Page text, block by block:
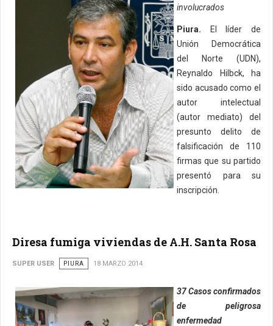
involucrados
Piura. El líder de
Unión Democrática
del Norte (UDN),
Reynaldo Hilbck, ha
sido acusado como el
autor intelectual
(autor mediato) del
presunto delito de
falsificación de 110
firmas que su partido
presentó para su
inscripción.
Diresa fumiga viviendas de A.H. Santa Rosa
SUPER USER PIURA 18 MARZO 2014
37 Casos confirmados
de peligrosa
enfermedad